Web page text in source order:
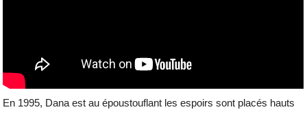
En 1995, Dana est au époustouflant les espoirs sont placés hauts